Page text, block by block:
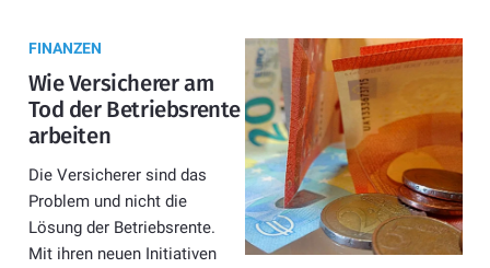
FINANZEN
Wie Versicherer am
Tod der Betriebsrente
arbeiten
Die Versicherer sind das
Problem und nicht die
Lösung der Betriebsrente.
Mit ihren neuen Initiativen